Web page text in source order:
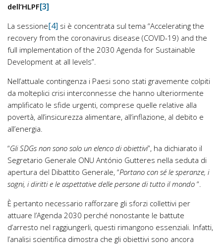
dell’HLPF[3]
La sessione[4] si è concentrata sul tema “Accelerating the
recovery from the coronavirus disease (COVID-19) and the
full implementation of the 2030 Agenda for Sustainable
Development at all levels”.
Nell’attuale contingenza i Paesi sono stati gravemente colpiti
da molteplici crisi interconnesse che hanno ulteriormente
amplificato le sfide urgenti, comprese quelle relative alla
povertà, all’insicurezza alimentare, all’inflazione, al debito e
all’energia.
“Gli SDGs non sono solo un elenco di obiettivi”, ha dichiarato il
Segretario Generale ONU António Gutteres nella seduta di
apertura del Dibattito Generale, “Portano con sé le speranze, i
sogni, i diritti e le aspettative delle persone di tutto il mondo “.
È pertanto necessario rafforzare gli sforzi collettivi per
attuare l’Agenda 2030 perché nonostante le battute
d’arresto nel raggiungerli, questi rimangono essenziali. Infatti,
l’analisi scientifica dimostra che gli obiettivi sono ancora